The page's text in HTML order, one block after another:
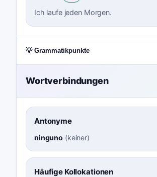
Ich laufe jeden Morgen.
💡 Grammatikpunkte
Wortverbindungen
Antonyme
ninguno (keiner)
Häufige Kollokationen